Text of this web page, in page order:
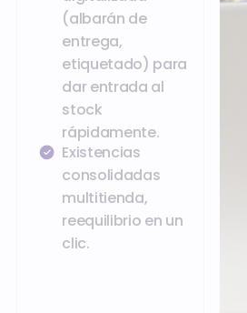
(albarán de
entrega,
etiquetado) para
dar entrada al
stock
rápidamente.
Existencias
consolidadas
multitienda,
reequilibrio en un
clic.